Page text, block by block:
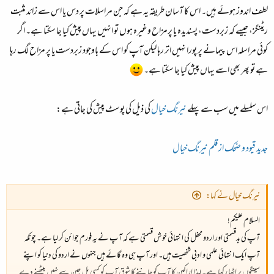
لطف اندوز ہوئے ہیں۔ اس کا آسان طریقہ یہ ہے کہ جن مراسلات پر دس یا اس سے زائد مثبت
ریٹنگز، جیسے کہ زبردست، پسندیدہ یا پرمزاح وغیرہ ہوں تو انہیں یہاں پیش کیا جا سکتا ہے۔ اگر
کوئی مراسلہ اس پیمانے پر پورا نہیں اتر رہا لیکن آپ کو اس کے باوجود زبردست یا پر مزاح لگ رہا
ہے تو پھر بھی اسے یہاں پیش کیا جا سکتا ہے۔
اس سلسلے میں سب سے پہلےنیرنگ خیالکی ذیل کی پوسٹ پیش کی جاتی ہے:
جدید قیود و ضحک از قلم نیرنگ خیال
نیرنگ خیال نے کہا:
السلام علیکم!
آپ کی بدقسمتی اور اردو محفل کی انتہائی خوش قسمتی ہے کہ آپ نے یہ فورم جوائن کر لیا ہے۔ چونکہ
آپ ایک انتہائی علمی و ادبی شخصیت ہیں۔ اور آپ ہی وہ گائے ہیں جنہوں نے اردو کی دنیا کو اپنے